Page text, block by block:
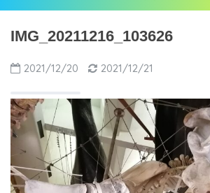
IMG_20211216_103626
2021/12/20 2021/12/21